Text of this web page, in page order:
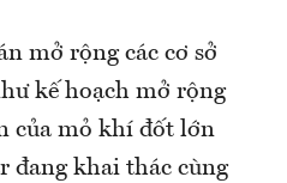
mở rộng các cơ sở
kế hoạch mở rộng
của mỏ khí đốt lớn
đang khai thác cùng